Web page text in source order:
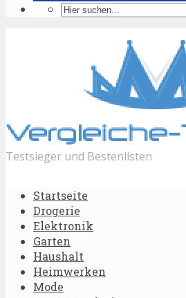
Testsieger und Bestenlisten
Startseite
Drogerie
Elektronik
Garten
Haushalt
Heimwerken
Mode